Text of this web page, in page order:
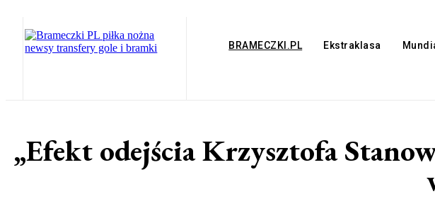
BRAMECZKI.PL Ekstraklasa
„Efekt odejścia Krzysztofa